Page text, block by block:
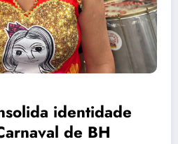
identidade
de BH